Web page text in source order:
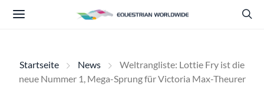
Startseite News
Weltrangliste: Lottie Fry ist die
neue Nummer 1, Mega-Sprung für Victoria Max-Theurer